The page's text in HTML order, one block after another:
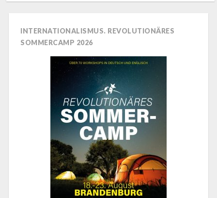
INTERNATIONALISMUS. REVOLUTIONÄRES
SOMMERCAMP 2026